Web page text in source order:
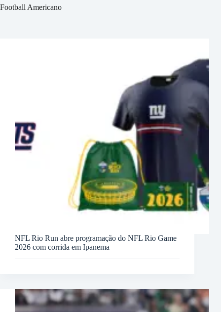
Football Americano
NFL Rio Run abre programação do NFL Rio Game
2026 com corrida em Ipanema